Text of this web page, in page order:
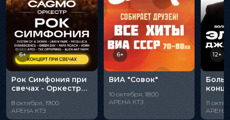
6+
Рок Симфония при
свечах - Оркестр
8 октября, 19:00
АРЕНА КТЗ
6+
ВИА "Совок"
10 октября, 18:00
АРЕНА КТЗ
12+
11
АРЕНА